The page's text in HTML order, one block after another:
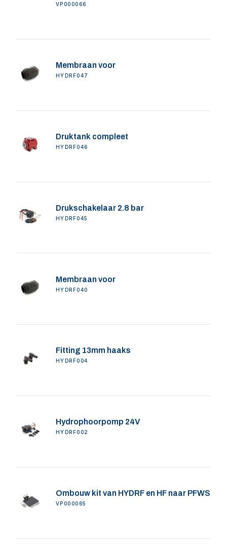
VP000066
Membraan voor
HYDRF047
Druktank compleet
HYDRF046
Drukschakelaar 2.8 bar
HYDRF045
Membraan voor
HYDRF040
Fitting 13mm haaks
HYDRF004
Hydrophoorpomp 24V
HYDRF002
Ombouw kit van HYDRF en HF naar PFWS
VP000065